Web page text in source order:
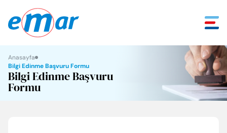
Geri
Hakkımızda
Geri
ECA Serel Hizmetleri
Geri
Mühendislik Çözümleri
Geri
Tüketici Köşesi
Geri
İletişim
Anasayfa
Bilgi Edinme Başvuru Formu
Bilgi Edinme Başvuru
Formu